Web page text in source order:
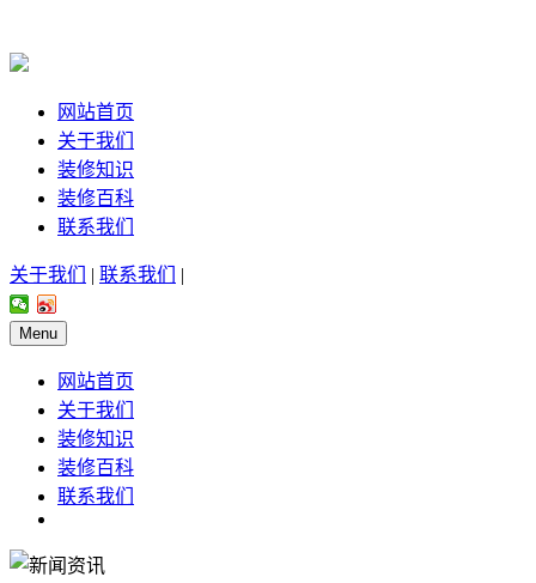
网站首页
关于我们
装修知识
装修百科
联系我们
关于我们 | 联系我们 |
Menu
网站首页
关于我们
装修知识
装修百科
联系我们